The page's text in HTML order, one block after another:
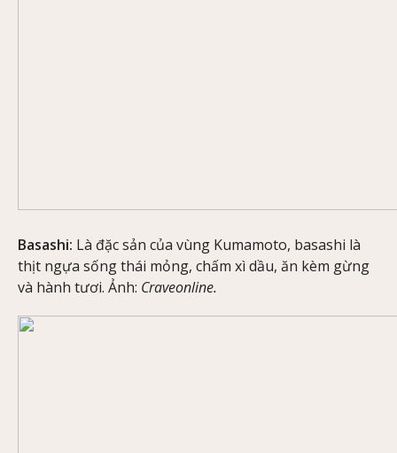
Basashi: Là đặc sản của vùng Kumamoto, basashi là
thịt ngựa sống thái mỏng, chấm xì dầu, ăn kèm gừng
và hành tươi. Ảnh: Craveonline.